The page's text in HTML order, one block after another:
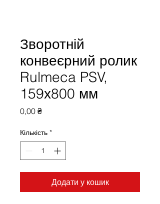
Зворотній
конвеєрний ролик
Rulmeca PSV,
159х800 мм
0,00 ₴Ціна
Кількість *
Додати у кошик